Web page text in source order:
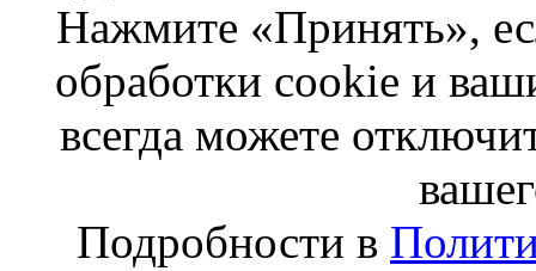
Нажмите «Принять»,
обработки cookie и
всегда можете
Подробности в